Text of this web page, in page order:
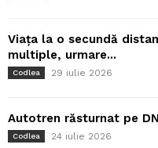
Viața la o secundă
multiple, urmare...
Codlea 29 iulie 2026
Autotren răsturnat pe
Codlea 24 iulie 2026